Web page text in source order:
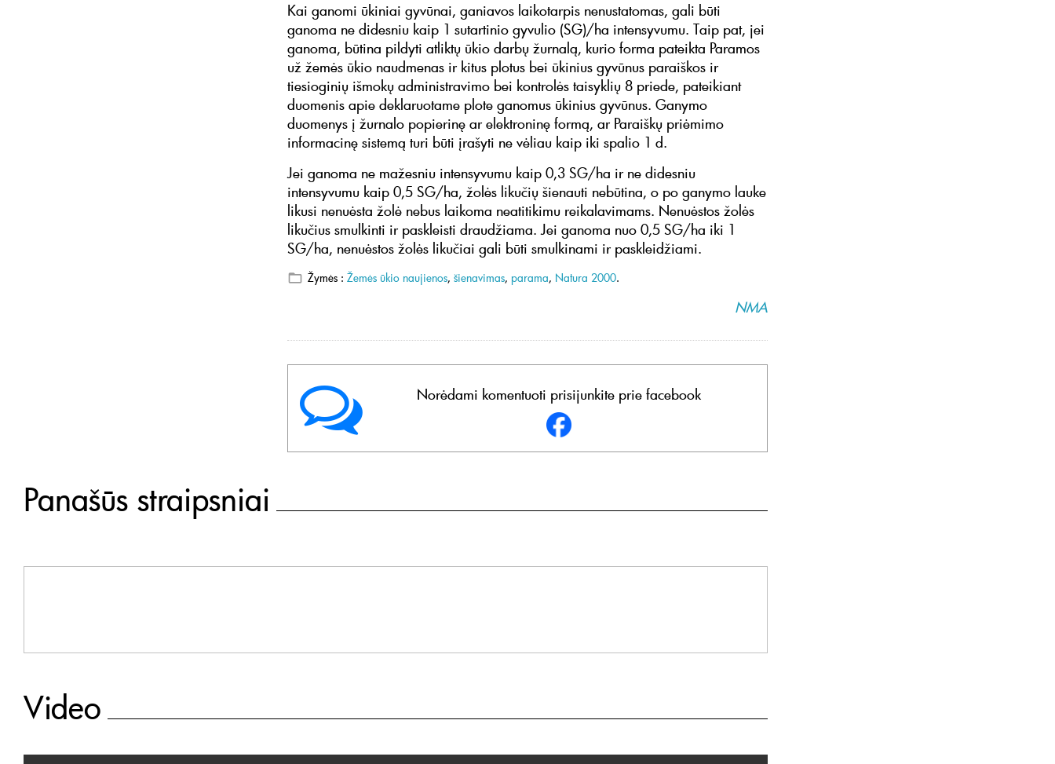
Kai ganomi ūkiniai gyvūnai, ganiavos laikotarpis nenustatomas, gali būti
ganoma ne didesniu kaip 1 sutartinio gyvulio (SG)/ha intensyvumu. Taip pat, jei
ganoma, būtina pildyti atliktų ūkio darbų žurnalą, kurio forma pateikta Paramos
už žemės ūkio naudmenas ir kitus plotus bei ūkinius gyvūnus paraiškos ir
tiesioginių išmokų administravimo bei kontrolės taisyklių 8 priede, pateikiant
duomenis apie deklaruotame plote ganomus ūkinius gyvūnus. Ganymo
duomenys į žurnalo popierinę ar elektroninę formą, ar Paraiškų priėmimo
informacinę sistemą turi būti įrašyti ne vėliau kaip iki spalio 1 d.
Jei ganoma ne mažesniu intensyvumu kaip 0,3 SG/ha ir ne didesniu
intensyvumu kaip 0,5 SG/ha, žolės likučių šienauti nebūtina, o po ganymo lauke
likusi nenuėsta žolė nebus laikoma neatitikimu reikalavimams. Nenuėstos žolės
likučius smulkinti ir paskleisti draudžiama. Jei ganoma nuo 0,5 SG/ha iki 1
SG/ha, nenuėstos žolės likučiai gali būti smulkinami ir paskleidžiami.
Žymės : Žemės ūkio naujienos, šienavimas, parama, Natura 2000.
NMA
Norėdami komentuoti prisijunkite prie facebook
Panašūs straipsniai
Video